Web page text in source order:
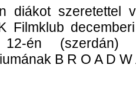
diákot szeretettel
Filmklub
én (szerdán)
B R O A D